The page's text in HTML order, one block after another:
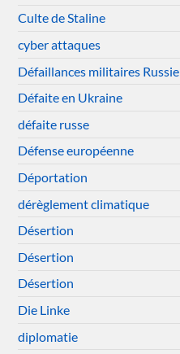
Culte de Staline
cyber attaques
Défaillances militaires Russie
Défaite en Ukraine
défaite russe
Défense européenne
Déportation
dérèglement climatique
Désertion
Désertion
Désertion
Die Linke
diplomatie